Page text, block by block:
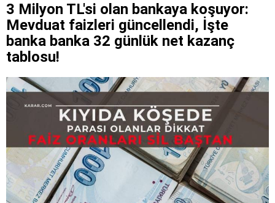
3 Milyon TL'si olan bankaya koşuyor:
Mevduat faizleri güncellendi, İşte
banka banka 32 günlük net kazanç
tablosu!